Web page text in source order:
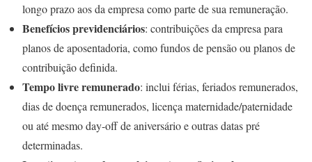
longo prazo aos da empresa como parte de sua remuneração.
Benefícios previdenciários: contribuições da empresa para
planos de aposentadoria, como fundos de pensão ou planos de
contribuição definida.
Tempo livre remunerado: inclui férias, feriados remunerados,
dias de doença remunerados, licença maternidade/paternidade
ou até mesmo day-off de aniversário e outras datas pré
determinadas.